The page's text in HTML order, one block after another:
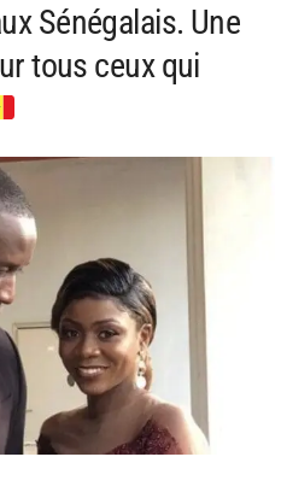
Sénégalais. Une
tous ceux qui